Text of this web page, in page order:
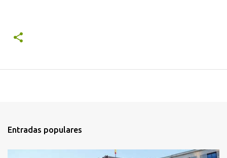
Entradas populares